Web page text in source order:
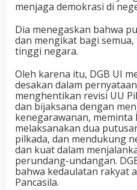
menjaga demokrasi di
Dia menegaskan bahwa
dan mengikat bagi
tinggi negara.
Oleh karena itu, DGB UI
desakan dalam
menghentikan revisi UU
dan bijaksana dengan
kenegarawanan, meminta
melaksanakan dua
pilkada, dan mendukung
dan kuat dalam
perundang-undangan.
bahwa kedaulatan rakyat
Pancasila.